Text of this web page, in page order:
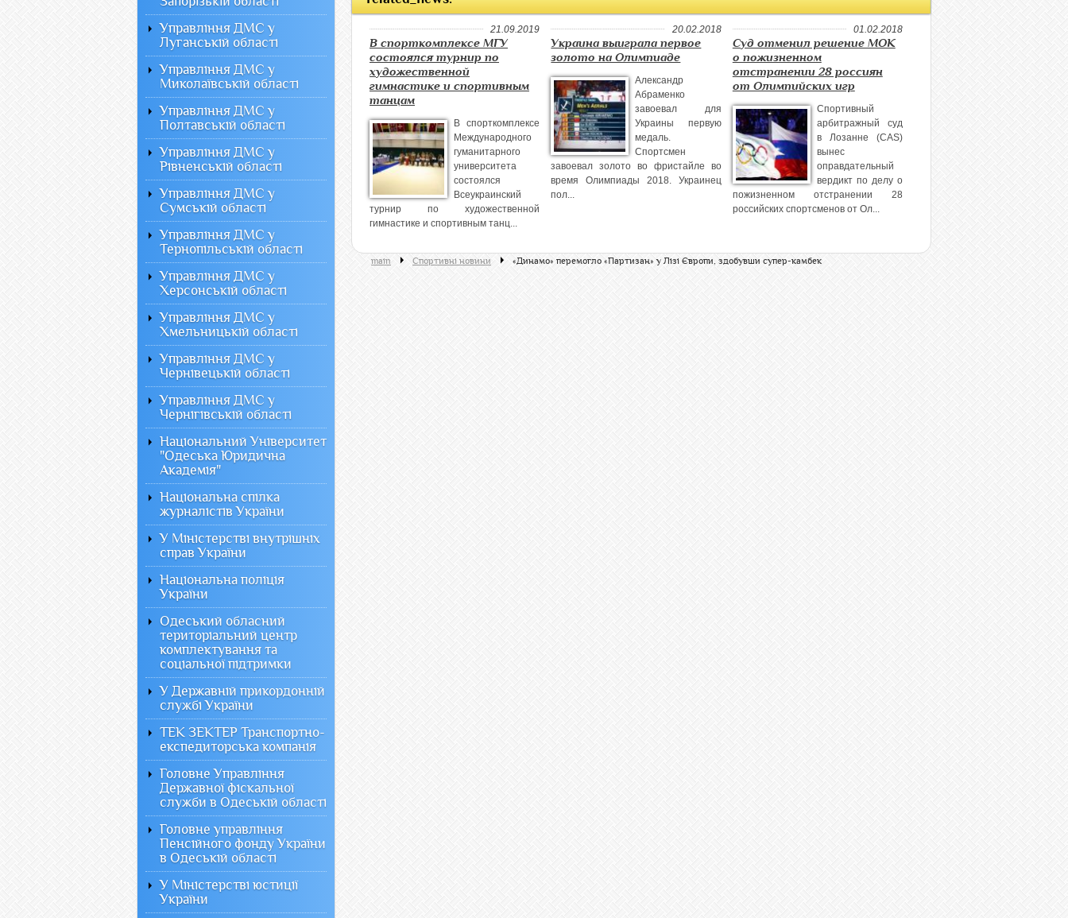
21.09.2019
В спорткомплексе МГУ
состоялся турнир по
художественной
гимнастике и спортивным
танцам
В спорткомплексе
Международного
гуманитарного
университета
состоялся
Всеукраинский
турнир по художественной
гимнастике и спортивным танц...
20.02.2018
Украина выиграла первое
золото на Олимпиаде
Александр
Абраменко
завоевал для
Украины первую
медаль.
Спортсмен
завоевал золото во фристайле во
время Олимпиады 2018. Украинец
пол...
01.02.2018
Суд отменил решение МОК
о пожизненном
отстранении 28 россиян
от Олимпийских игр
Спортивный
арбитражный суд
в Лозанне (CAS)
вынес
оправдательный
вердикт по делу о
пожизненном отстранении 28
российских спортсменов от Ол...
main Спортивні новини «Динамо» перемогло «Партизан» у Лізі Європи, здобувши супер-камбек
Управління ДМС у
Луганській області
Управління ДМС у
Миколаївській області
Управління ДМС у
Полтавській області
Управління ДМС у
Рівненській області
Управління ДМС у
Сумській області
Управління ДМС у
Тернопільській області
Управління ДМС у
Херсонській області
Управління ДМС у
Хмельницькій області
Управління ДМС у
Чернівецькій області
Управління ДМС у
Чернігівській області
Національний Університет
"Одеська Юридична
Академія"
Національна спілка
журналістів України
У Міністерстві внутрішніх
справ України
Національна поліція
України
Одеський обласний
територіальний центр
комплектування та
соціальної підтримки
У Державній прикордонній
службі України
ТЕК ЗЕКТЕР Транспортно-
експедиторська компанія
Головне Управління
Державної фіскальної
служби в Одеській області
Головне управління
Пенсійного фонду України
в Одеській області
У Міністерстві юстиції
України